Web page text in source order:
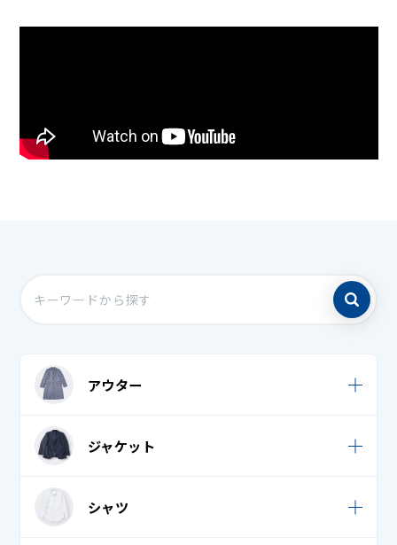
アウター
ウィンドブレーカー
キルティングベスト
ジャケット
カジュアルジャケット
スーツ
シャツ